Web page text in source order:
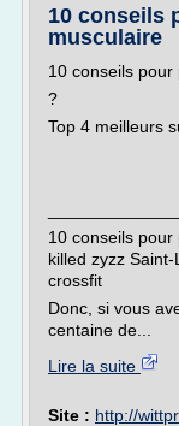
10 conseils
musculaire
10 conseils
?
Top 4 meilleurs
10 conseils
killed zyzz
crossfit
Donc, si vous
centaine de...
Lire la suite
Site : http://